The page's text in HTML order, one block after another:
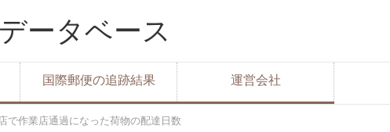
ータベース
国際郵便の追跡結果 運営会社
で作業店通過になった荷物の配達日数